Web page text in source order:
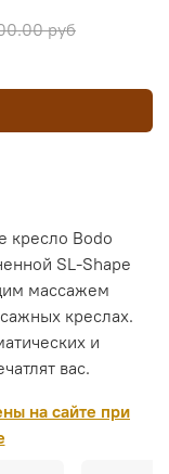
руб
кресло Bodo
SL-Shape
массажем
креслах.
и
вас.
на сайте при